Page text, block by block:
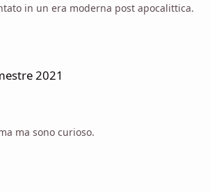
in un era moderna post apocalittica.
2021
ma sono curioso.